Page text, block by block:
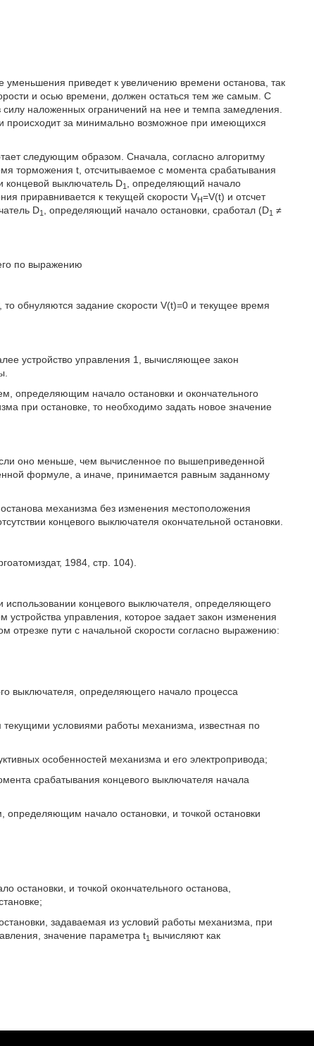
уменьшения приведет к увеличению времени останова, так
и осью времени, должен остаться тем же самым. С
наложенных ограничений на нее и темпа замедления.
происходит за минимально возможное при имеющихся
следующим образом. Сначала, согласно алгоритму
торможения t, отсчитываемое с момента срабатывания
концевой выключатель D1
, определяющий начало
приравнивается к текущей скорости VH=V(t) и отсчет
D1 , определяющий начало остановки, сработал (D1 ≠
по выражению
обнуляются задание скорости V(t)=0 и текущее время
устройство управления 1, вычисляющее закон
определяющим начало остановки и окончательного
при остановке, то необходимо задать новое значение
оно меньше, чем вычисленное по вышеприведенной
формуле, а иначе, принимается равным заданному
механизма без изменения местоположения
концевого выключателя окончательной остановки.
1984, стр. 104).
концевого выключателя, определяющего
управления, которое задает закон изменения
отрезке пути с начальной скорости согласно выражению:
выключателя, определяющего начало процесса
условиями работы механизма, известная по
особенностей механизма и его электропривода;
срабатывания концевого выключателя начала
начало остановки, и точкой остановки
и точкой окончательного останова,
задаваемая из условий работы механизма, при
значение параметра t1 вычисляют как